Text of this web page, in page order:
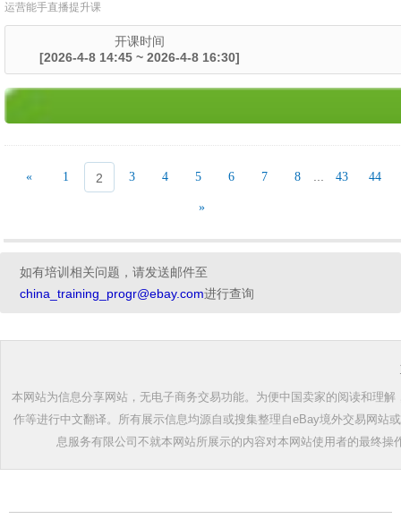
运营能手直播提升课
开课时间
[2026-4-8 14:45 ~ 2026-4-8 16:30]
« 1 2 3 4 5 6 7 8 43 44
»
如有培训相关问题，请发送邮件至
china_training_progr@ebay.com进行查询
本网站为信息分享网站，无电子商务交易功能。为便中国卖家的阅读和理
作等进行中文翻译。所有展示信息均源自或搜集整理自eBay境外交易网站
息服务有限公司不就本网站所展示的内容对本网站使用者的最终